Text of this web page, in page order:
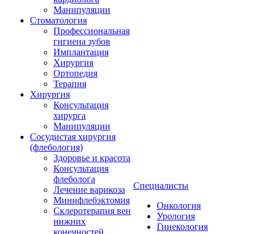
Манипуляции
Стоматология
Профессиональная
гигиена зубов
Имплантация
Хирургия
Ортопедия
Терапия
Хирургия
Консультация
хирурга
Манипуляции
Cосудистая хирургия
(флебология)
Здоровье и красота
Консультация
флеболога
Лечение варикоза
Минифлебэктомия
Склеротерапия вен
нижних
конечностей
Специалисты
Онкология
Урология
Гинекология